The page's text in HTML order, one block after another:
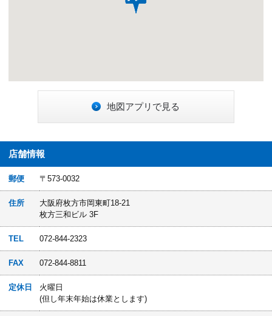
地図アプリで見る
店舗情報
郵便 〒573-0032
住所
大阪府枚方市岡東町18-21
枚方三和ビル 3F
TEL 072-844-2323
FAX 072-844-8811
定休日
火曜日
(但し年末年始は休業とします)